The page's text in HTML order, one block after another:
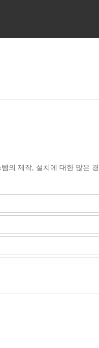
의 제작, 설치에 대한 많은